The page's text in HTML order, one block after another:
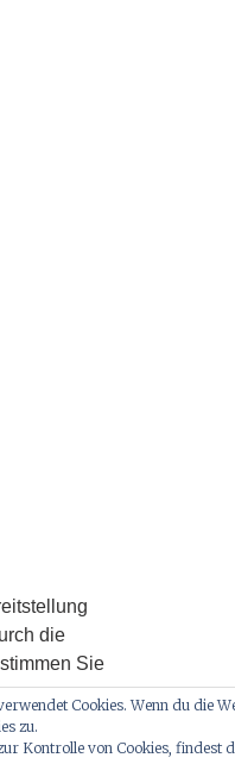
die
Sie
Cookies. Wenn du die
zu.
Kontrolle von Cookies, findest